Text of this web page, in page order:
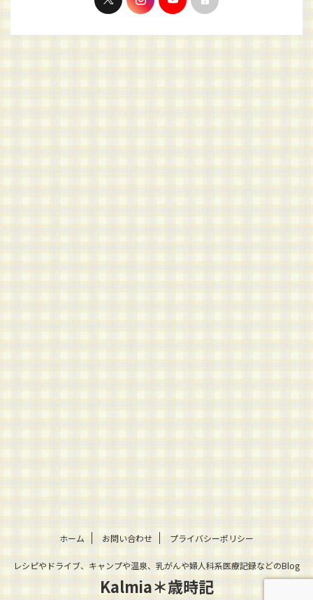
ホーム お問い合わせ プライバシーポリシー
レシピやドライブ、キャンプや温泉、乳がんや婦人科系医療記録などのBlog
Kalmia＊歳時記